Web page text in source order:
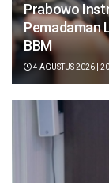
Prabowo
Pemadaman
BBM
4 AGUSTUS 2026 |